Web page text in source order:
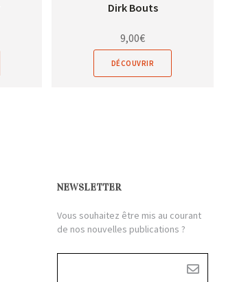
Dirk Bouts
9,00€
DÉCOUVRIR
NEWSLETTER
Vous souhaitez être mis au courant
de nos nouvelles publications ?